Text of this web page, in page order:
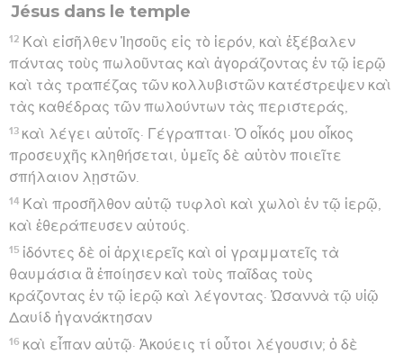
Jésus dans le temple
12 Καὶ εἰσῆλθεν Ἰησοῦς εἰς τὸ ἱερόν, καὶ ἐξέβαλεν
πάντας τοὺς πωλοῦντας καὶ ἀγοράζοντας ἐν τῷ ἱερῷ
καὶ τὰς τραπέζας τῶν κολλυβιστῶν κατέστρεψεν καὶ
τὰς καθέδρας τῶν πωλούντων τὰς περιστεράς,
13 καὶ λέγει αὐτοῖς· Γέγραπται· Ὁ οἶκός μου οἶκος
προσευχῆς κληθήσεται, ὑμεῖς δὲ αὐτὸν ποιεῖτε
σπήλαιον λῃστῶν.
14 Καὶ προσῆλθον αὐτῷ τυφλοὶ καὶ χωλοὶ ἐν τῷ ἱερῷ,
καὶ ἐθεράπευσεν αὐτούς.
15 ἰδόντες δὲ οἱ ἀρχιερεῖς καὶ οἱ γραμματεῖς τὰ
θαυμάσια ἃ ἐποίησεν καὶ τοὺς παῖδας τοὺς
κράζοντας ἐν τῷ ἱερῷ καὶ λέγοντας· Ὡσαννὰ τῷ υἱῷ
Δαυίδ ἠγανάκτησαν
16 καὶ εἶπαν αὐτῷ· Ἀκούεις τί οὗτοι λέγουσιν; ὁ δὲ